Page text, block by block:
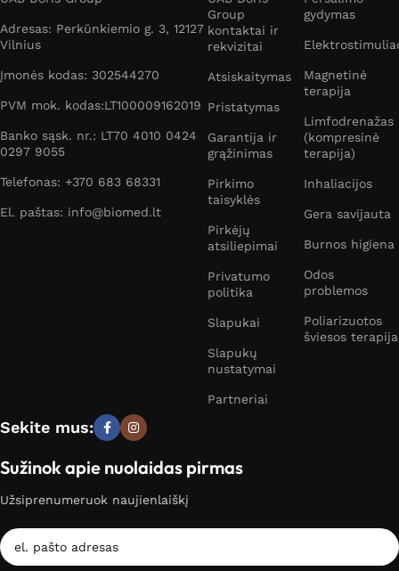
Adresas: Perkūnkiemio g. 3, 12127
Vilnius
Įmonės kodas: 302544270
PVM mok. kodas:LT100009162019
Banko sąsk. nr.: LT70 4010 0424
0297 9055
Telefonas: +370 683 68331
El. paštas: info@biomed.lt
Group
kontaktai ir
rekvizitai
Atsiskaitymas
Pristatymas
Garantija ir
grąžinimas
Pirkimo
taisyklės
Pirkėjų
atsiliepimai
Privatumo
politika
Slapukai
Slapukų
nustatymai
Partneriai
gydymas
Magnetinė
terapija
Limfodrenažas
(kompresinė
terapija)
Inhaliacijos
Gera savijauta
Burnos higiena
Odos
problemos
Poliarizuotos
šviesos terapija
Sekite mus:
Sužinok apie nuolaidas pirmas
Užsiprenumeruok naujienlaiškį